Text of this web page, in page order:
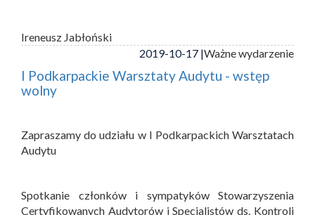
Ireneusz Jabłoński
2019-10-17 |Ważne wydarzenie
I Podkarpackie Warsztaty Audytu - wstęp
wolny
Zapraszamy do udziału w I Podkarpackich Warsztatach
Audytu
Spotkanie członków i sympatyków Stowarzyszenia
Certyfikowanych Audytorów i Specjalistów ds. Kontroli